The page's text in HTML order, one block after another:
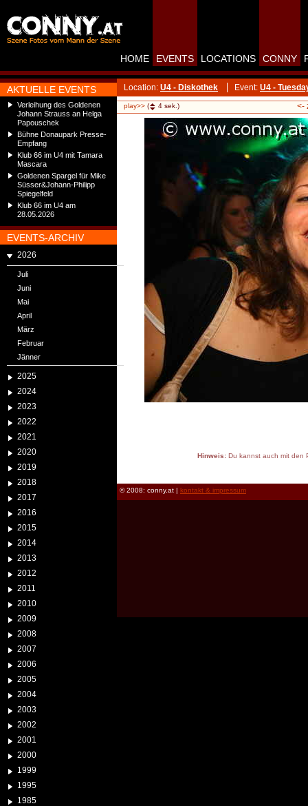
AKTUELLE EVENTS
Verleihung des Goldenen
Johann Strauss an Helga
Papouschek
Bühne Donaupark Presse-
Empfang
Klub 66 im U4 mit Tamara
Mascara
Goldenen Spargel für Mike
Süsser&Johann-Philipp
Spiegelfeld
Klub 66 im U4 am
28.05.2026
EVENTS-ARCHIV
2026
Juli
Juni
Mai
April
März
Februar
Jänner
2025
2024
2023
2022
2021
2020
2019
2018
2017
2016
2015
2014
2013
2012
2011
2010
2009
2008
2007
2006
2005
2004
2003
2002
2001
2000
1999
1995
1985
HOME EVENTS LOCATIONS CONNY
Location: U4 - Diskothek Event: U4 -
play>> ( 4 sek.) <-
Hinweis:Du kannst auch mit den
© 2008: conny.at | kontakt & impressum